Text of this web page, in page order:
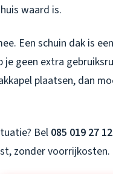
waard is.
Een schuin dak is
je geen extra
plaatsen, dan
Bel 085 019 27 12
zonder voorrijkosten.